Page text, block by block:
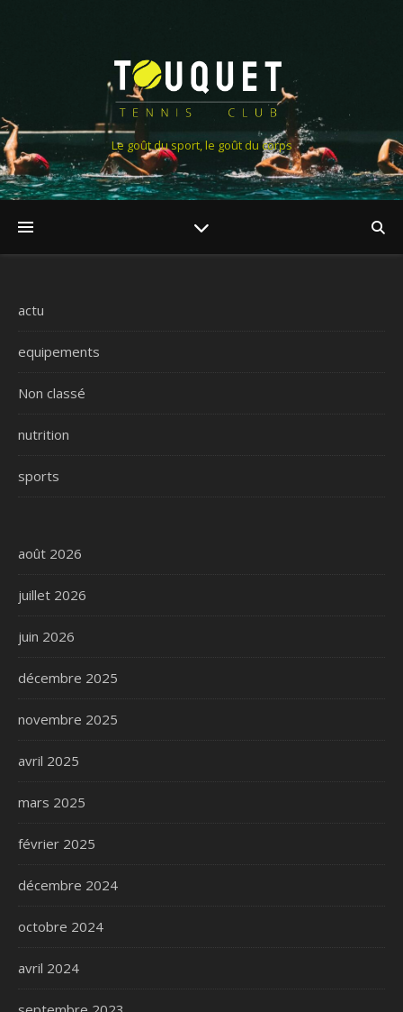
Le goût du sport, le goût du corps
actu
equipements
Non classé
nutrition
sports
août 2026
juillet 2026
juin 2026
décembre 2025
novembre 2025
avril 2025
mars 2025
février 2025
décembre 2024
octobre 2024
avril 2024